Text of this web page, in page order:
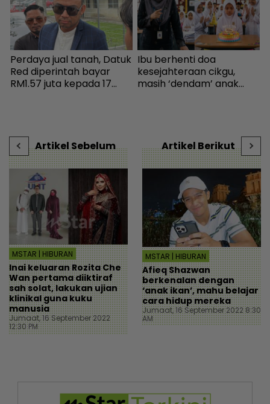
Perdaya jual tanah, Datuk
Red diperintah bayar
RM1.57 juta kepada 17
Ibu berhenti doa
kesejahteraan cikgu,
masih ‘dendam’ anak
Artikel Sebelum
MSTAR | HIBURAN
Inai keluaran Rozita Che
Wan pertama diiktiraf
sah solat, lakukan ujian
klinikal guna kuku
manusia
Jumaat, 16 September 2022
12:30 PM
Artikel Berikut
MSTAR | HIBURAN
Afieq Shazwan
berkenalan dengan
‘anak ikan’, mahu belajar
cara hidup mereka
Jumaat, 16 September 2022 8:30
AM